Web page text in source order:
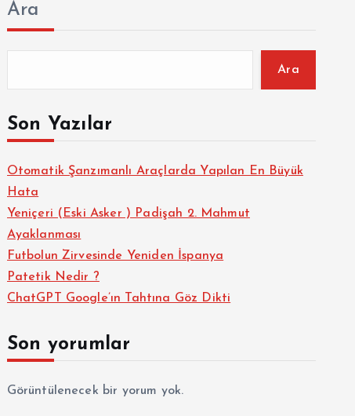
Ara
Ara
Son Yazılar
Otomatik Şanzımanlı Araçlarda Yapılan En Büyük
Hata
Yeniçeri (Eski Asker ) Padişah 2. Mahmut
Ayaklanması
Futbolun Zirvesinde Yeniden İspanya
Patetik Nedir ?
ChatGPT Google’ın Tahtına Göz Dikti
Son yorumlar
Görüntülenecek bir yorum yok.